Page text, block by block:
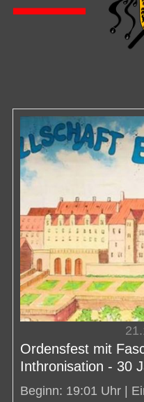
Ordensfest mit
Inthronisation - 30
Beginn: 19:01 Uhr |